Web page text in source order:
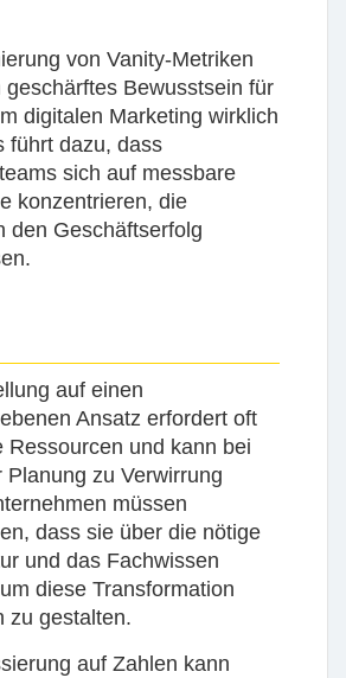
von Vanity-Metriken
geschärftes Bewusstsein für
digitalen Marketing wirklich
führt dazu, dass
sich auf messbare
konzentrieren, die
den Geschäftserfolg
auf einen
Ansatz erfordert oft
Ressourcen und kann bei
Planung zu Verwirrung
müssen
dass sie über die nötige
und das Fachwissen
diese Transformation
zu gestalten.
auf Zahlen kann